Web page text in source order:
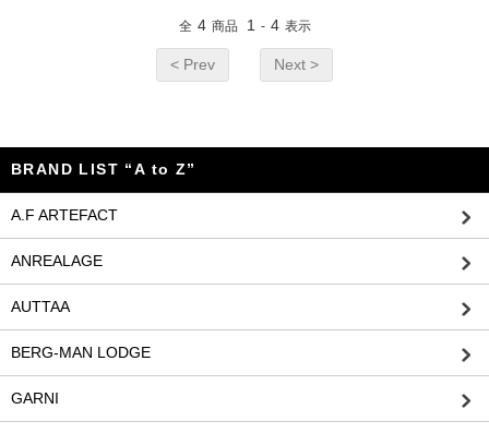
全 4 商品 1 - 4 表示
< Prev Next >
BRAND LIST “A to Z”
A.F ARTEFACT
ANREALAGE
AUTTAA
BERG-MAN LODGE
GARNI